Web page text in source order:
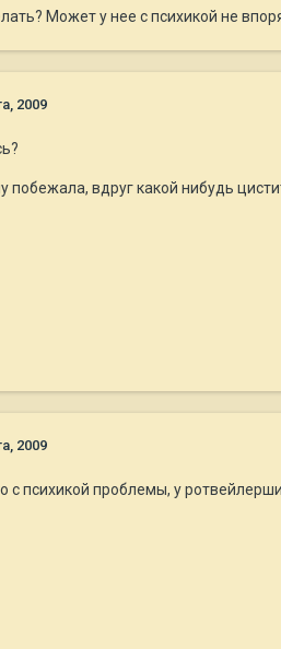
Может у нее с психикой не
2009
побежала, вдруг какой нибудь
2009
с психикой проблемы, у